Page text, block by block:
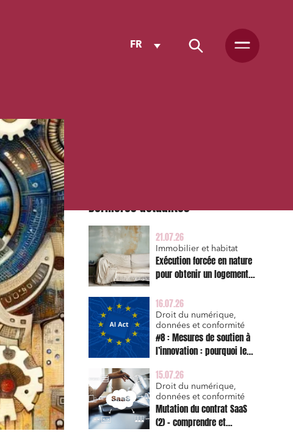
FR
Dernières actualités
21.07.26
Immobilier et habitat
Exécution forcée en nature
pour obtenir un logement
triennale de l’action en
réparation
16.07.26
Droit du numérique,
données et conformité
#8 : Mesures de soutien à
l’innovation : pourquoi le
est d’abord un sujet de
risque juridique
15.07.26
Droit du numérique,
données et conformité
Mutation du contrat SaaS
(2) – comprendre et